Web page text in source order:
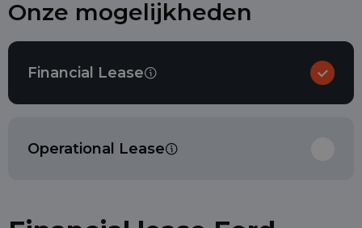
Onze mogelijkheden
Financial Lease
Operational Lease